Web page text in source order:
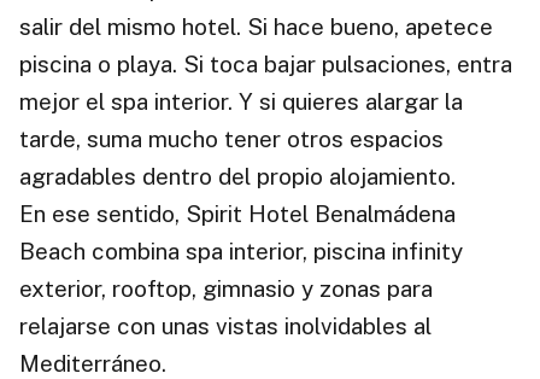
salir del mismo hotel. Si hace bueno, apetece
piscina o playa. Si toca bajar pulsaciones, entra
mejor el spa interior. Y si quieres alargar la
tarde, suma mucho tener otros espacios
agradables dentro del propio alojamiento.
En ese sentido, Spirit Hotel Benalmádena
Beach combina spa interior, piscina infinity
exterior, rooftop, gimnasio y zonas para
relajarse con unas vistas inolvidables al
Mediterráneo.